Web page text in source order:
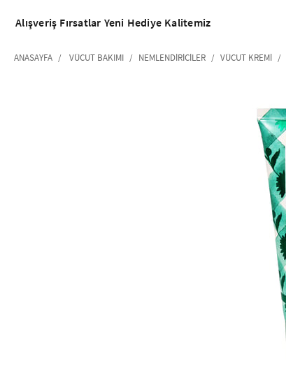
Alışveriş Fırsatlar Yeni Hediye Kalitemiz
ANASAYFA VÜCUT BAKIMI NEMLENDIRICILER VÜCUT KREMI